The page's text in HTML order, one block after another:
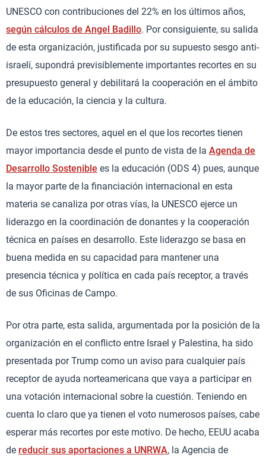
UNESCO con contribuciones del 22% en los últimos años,
según cálculos de Angel Badillo. Por consiguiente, su salida
de esta organización, justificada por su supuesto sesgo anti-
israelí, supondrá previsiblemente importantes recortes en su
presupuesto general y debilitará la cooperación en el ámbito
de la educación, la ciencia y la cultura.
De estos tres sectores, aquel en el que los recortes tienen
mayor importancia desde el punto de vista de la Agenda de
Desarrollo Sostenible es la educación (ODS 4) pues, aunque
la mayor parte de la financiación internacional en esta
materia se canaliza por otras vías, la UNESCO ejerce un
liderazgo en la coordinación de donantes y la cooperación
técnica en países en desarrollo. Este liderazgo se basa en
buena medida en su capacidad para mantener una
presencia técnica y política en cada país receptor, a través
de sus Oficinas de Campo.
Por otra parte, esta salida, argumentada por la posición de la
organización en el conflicto entre Israel y Palestina, ha sido
presentada por Trump como un aviso para cualquier país
receptor de ayuda norteamericana que vaya a participar en
una votación internacional sobre la cuestión. Teniendo en
cuenta lo claro que ya tienen el voto numerosos países, cabe
esperar más recortes por este motivo. De hecho, EEUU acaba
de reducir sus aportaciones a UNRWA, la Agencia de